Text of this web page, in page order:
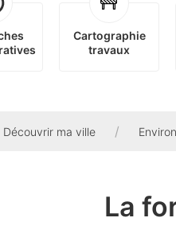
Cartographie
travaux
Découvrir ma ville
La